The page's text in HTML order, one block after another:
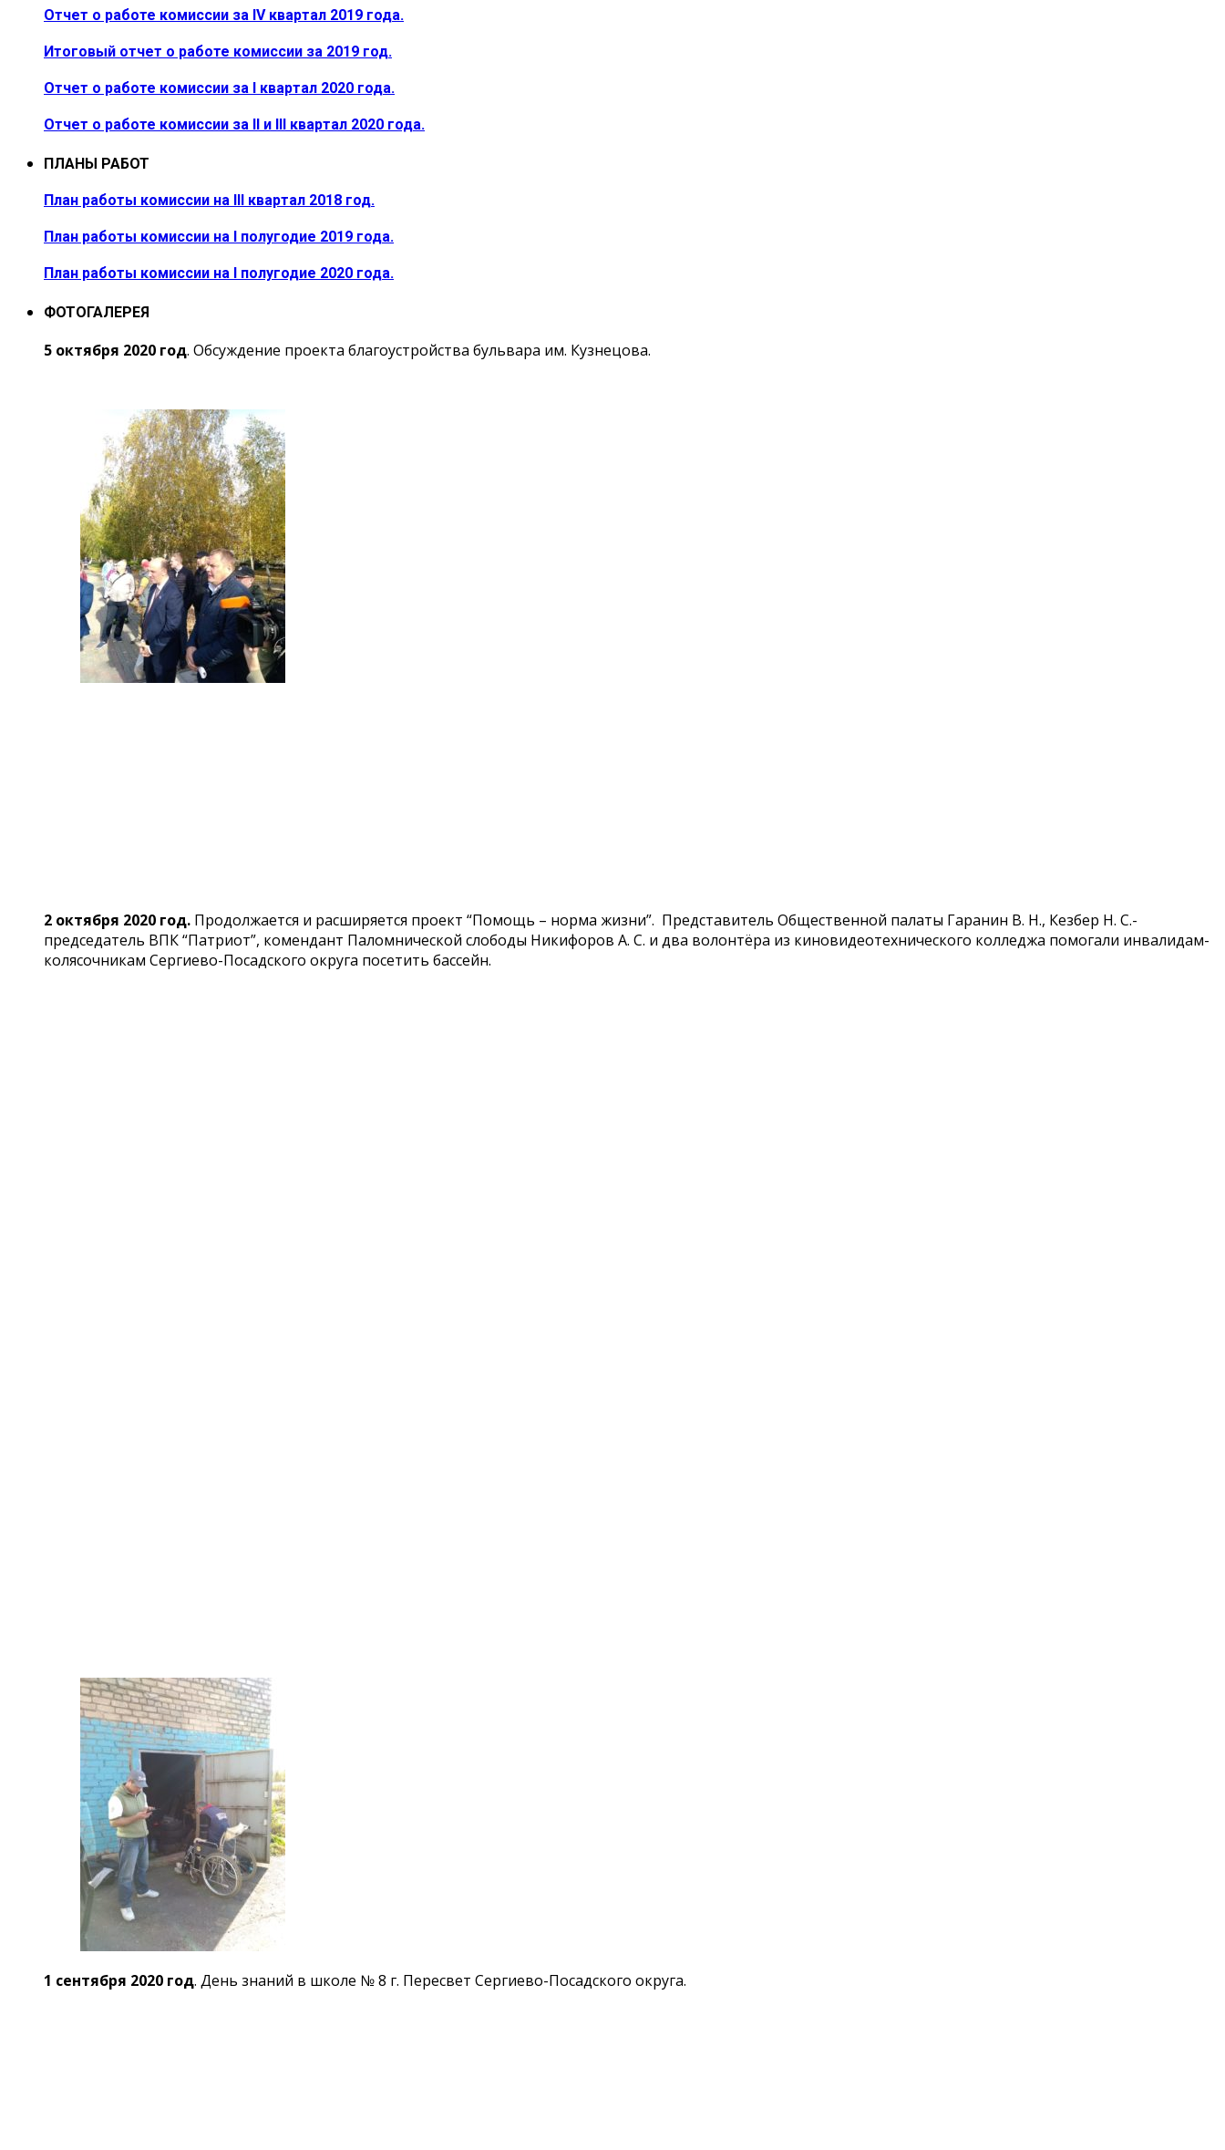
Отчет о работе комиссии за IV квартал 2019 года.
Итоговый отчет о работе комиссии за 2019 год.
Отчет о работе комиссии за I квартал 2020 года.
Отчет о работе комиссии за II и III квартал 2020 года.
ПЛАНЫ РАБОТ
План работы комиссии на III квартал 2018 год.
План работы комиссии на I полугодие 2019 года.
План работы комиссии на I полугодие 2020 года.
ФОТОГАЛЕРЕЯ
5 октября 2020 год. Обсуждение проекта благоустройства бульвара им. Кузнецова.
2 октября 2020 год. Продолжается и расширяется проект “Помощь – норма жизни”. Представитель Общественной палаты Гаранин В. Н., Кезбер Н. С.-
председатель ВПК “Патриот”, комендант Паломнической слободы Никифоров А. С. и два волонтёра из киновидеотехнического колледжа помогали инвалидам-
колясочникам Сергиево-Посадского округа посетить бассейн.
1 сентября 2020 год. День знаний в школе № 8 г. Пересвет Сергиево-Посадского округа.